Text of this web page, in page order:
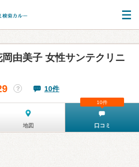
岡由美子 女性サンテクリニ
？ 10件
地図 口コミ
10件